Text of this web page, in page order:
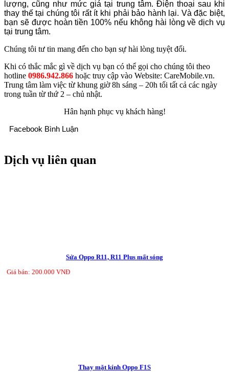
lượng, cũng như mức giá tại trung tâm. Điện thoại sau khi
thay thế tại chúng tôi rất ít khi phải bảo hành lại. Và đặc biệt,
bạn sẽ được hoàn tiền 100% nếu không hài lòng về dịch vụ
tại trung tâm.
Chúng tôi tư tin mang đến cho bạn sự hài lòng tuyệt đối.
Khi có thắc mắc gì về dịch vụ bạn có thể gọi cho chúng tôi theo
hotline 0986.942.866 hoặc truy cập vào Website: CareMobile.vn.
Trung tâm làm việc từ khung giờ 8h sáng – 20h tối tất cả các ngày
trong tuần từ thứ 2 – chủ nhật.
Hân hạnh phục vụ khách hàng!
Facebook Bình Luận
Dịch vụ liên quan
Sửa Oppo R11, R11 Plus mất sóng
Giá bán: 200.000 VNĐ
Thay mặt kính Oppo F1S